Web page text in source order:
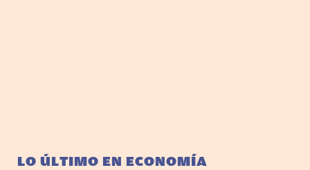
LO ÚLTIMO EN ECONOMÍA